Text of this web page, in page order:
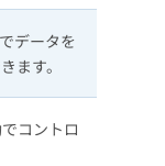
データを
ます。
コントロ